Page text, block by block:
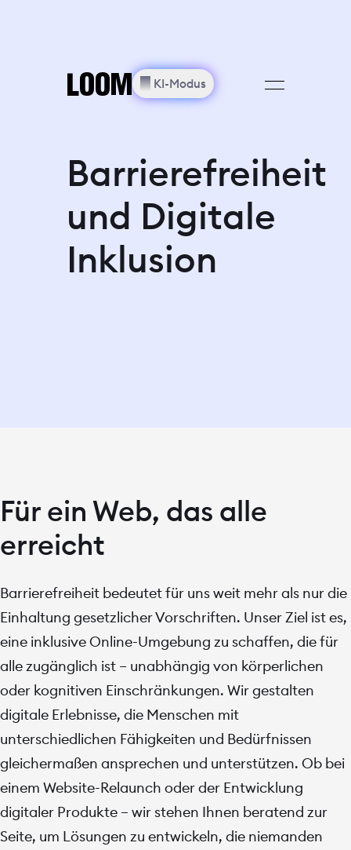
LOOM ✨︎ KI-Modus ═
Projekte
Lösungen
Leistungen
Drupal
Barrierefreiheit
Über uns
Barrierefreiheit
und Digitale
Inklusion
Für ein Web, das alle
erreicht
Barrierefreiheit bedeutet für uns weit mehr als nur die
Einhaltung gesetzlicher Vorschriften. Unser Ziel ist es,
eine inklusive Online-Umgebung zu schaffen, die für
alle zugänglich ist – unabhängig von körperlichen
oder kognitiven Einschränkungen. Wir gestalten
digitale Erlebnisse, die Menschen mit
unterschiedlichen Fähigkeiten und Bedürfnissen
gleichermaßen ansprechen und unterstützen. Ob bei
einem Website-Relaunch oder der Entwicklung
digitaler Produkte – wir stehen Ihnen beratend zur
Seite, um Lösungen zu entwickeln, die niemanden